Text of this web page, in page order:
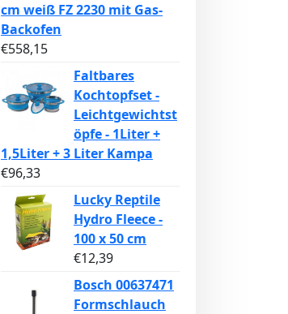
cm weiß FZ 2230 mit Gas-
Backofen
€558,15
Faltbares
Kochtopfset -
Leichtgewichtst
öpfe - 1Liter +
1,5Liter + 3 Liter Kampa
€96,33
Lucky Reptile
Hydro Fleece -
100 x 50 cm
€12,39
Bosch 00637471
Formschlauch